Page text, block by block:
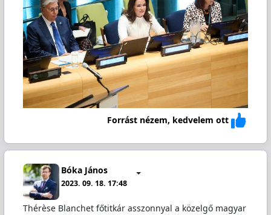
Forrást nézem, kedvelem ott
Bóka János
2023. 09. 18. 17:48
Thérèse Blanchet főtitkár asszonnyal a közelgő magyar